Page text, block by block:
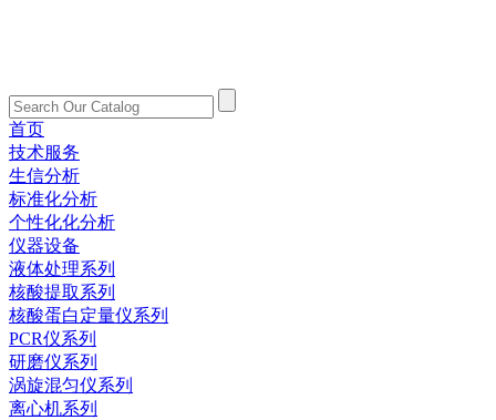
首页
技术服务
生信分析
标准化分析
个性化化分析
仪器设备
液体处理系列
核酸提取系列
核酸蛋白定量仪系列
PCR仪系列
研磨仪系列
涡旋混匀仪系列
离心机系列